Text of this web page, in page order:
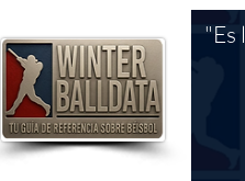
"Es